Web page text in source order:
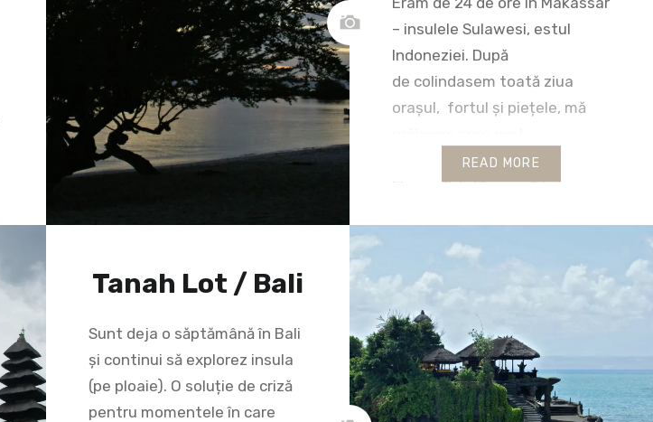
– insulele Sulawesi, estul
Indoneziei. După
de colindasem toată ziua
orașul, fortul și piețele, mă
pentru a prinde cursa de
Flores. Odată ajunsă la
ambarcațiune spre Komodo.
Când am ajuns la îmbarcare,
am (uşor) înţepenit… și (rapid)
înțeles de ce…
READ MORE
Tanah Lot / Bali
Sunt deja o săptămână în Bali
și continui să explorez insula
(pe ploaie). O soluție de criză
pentru momentele în care